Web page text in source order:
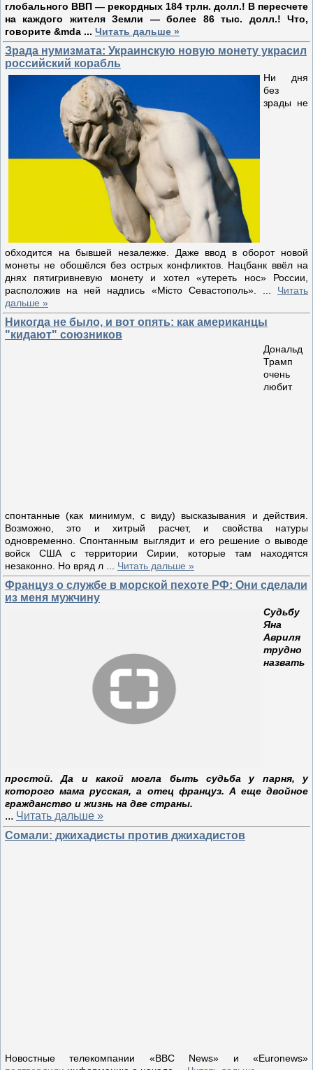
глобального ВВП — рекордных 184 трлн. долл.! В пересчете
на каждого жителя Земли — более 86 тыс. долл.! Что,
говорите &mda ... Читать дальше »
Зрада нумизмата: Украинскую новую монету украсил
российский корабль
Ни дня
без
зрады не
обходится на бывшей незалежке. Даже ввод в оборот новой
монеты не обошёлся без острых конфликтов. Нацбанк ввёл на
днях пятигривневую монету и хотел «утереть нос» России,
расположив на ней надпись «Мiсто Севастополь».
Читать
дальше »
Никогда не было, и вот опять: как американцы
"кидают" союзников
Дональд
Трамп
очень
любит
спонтанные (как минимум, с виду) высказывания и действия.
Возможно, это и хитрый расчет, и свойства натуры
одновременно. Спонтанным выглядит и его решение о выводе
войск США с территории Сирии, которые там находятся
незаконно. Но вряд л
Читать дальше »
Француз о службе в морской пехоте РФ: Они сделали
из меня мужчину
Судьбу
Яна
Авриля
трудно
назвать
простой. Да и какой могла быть судьба у парня, у
которого мама русская, а отец француз. А еще двойное
гражданство и жизнь на две страны.
... Читать дальше »
Сомали: джихадисты против джихадистов
Новостные телекомпании «BBC News» и «Euronews»